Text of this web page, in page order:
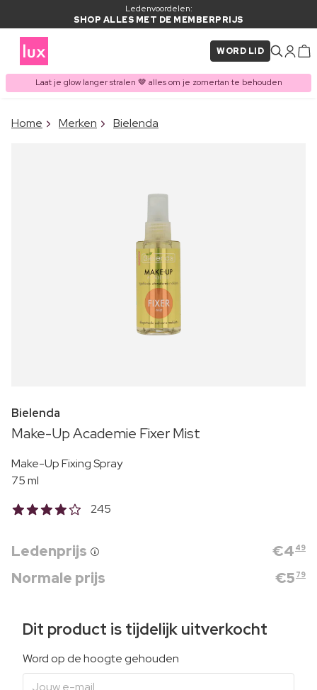
Ledenvoordelen:
SHOP ALLES MET DE MEMBERPRIJS
WORD LID
Laat je glow langer stralen 🤎 alles om je zomertan te behouden
ITEM TOEGEVOEGD AAN
Home Merken Bielenda
Bielenda
Make-Up Academie Fixer Mist
Make-Up Fixing Spray
75 ml
245
Ledenprijs €4 49
Normale prijs €5 79
Dit product is tijdelijk uitverkocht
Word op de hoogte gehouden